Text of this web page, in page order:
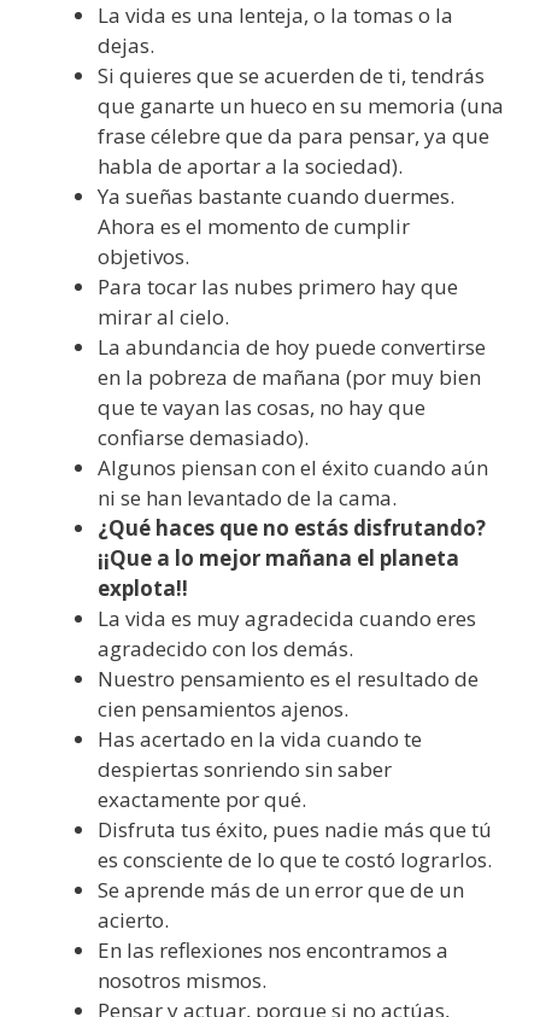
La vida es una lenteja, o la tomas o la
dejas.
Si quieres que se acuerden de ti, tendrás
que ganarte un hueco en su memoria (una
frase célebre que da para pensar, ya que
habla de aportar a la sociedad).
Ya sueñas bastante cuando duermes.
Ahora es el momento de cumplir
objetivos.
Para tocar las nubes primero hay que
mirar al cielo.
La abundancia de hoy puede convertirse
en la pobreza de mañana (por muy bien
que te vayan las cosas, no hay que
confiarse demasiado).
Algunos piensan con el éxito cuando aún
ni se han levantado de la cama.
¿Qué haces que no estás disfrutando?
¡¡Que a lo mejor mañana el planeta
explota!!
La vida es muy agradecida cuando eres
agradecido con los demás.
Nuestro pensamiento es el resultado de
cien pensamientos ajenos.
Has acertado en la vida cuando te
despiertas sonriendo sin saber
exactamente por qué.
Disfruta tus éxito, pues nadie más que tú
es consciente de lo que te costó lograrlos.
Se aprende más de un error que de un
acierto.
En las reflexiones nos encontramos a
nosotros mismos.
Pensar y actuar, porque si no actúas,